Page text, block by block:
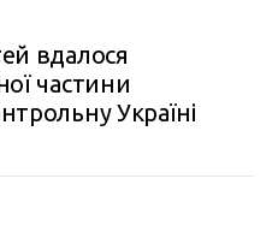
вдалося
частини
Україні